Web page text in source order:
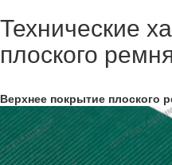
Технические
плоского
Верхнее покрытие плоского